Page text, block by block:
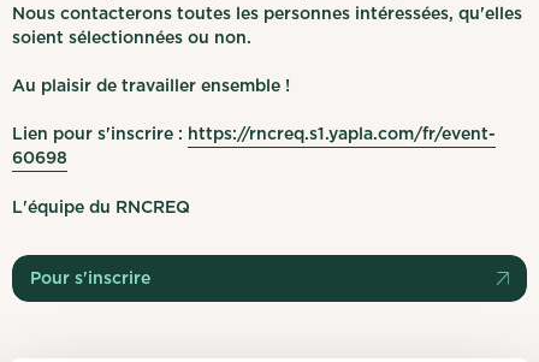
Nous contacterons toutes les personnes intéressées, qu'elles
soient sélectionnées ou non.
Au plaisir de travailler ensemble !
Lien pour s'inscrire : https://rncreq.s1.yapla.com/fr/event-
60698
L'équipe du RNCREQ
Pour s'inscrire